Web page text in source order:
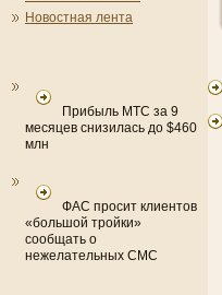
Новостная лента
Прибыль МТС за 9
месяцев снизилась до $460
млн
ФАС просит клиентов
«большой тройки»
сообщать о
нежелательных СМС